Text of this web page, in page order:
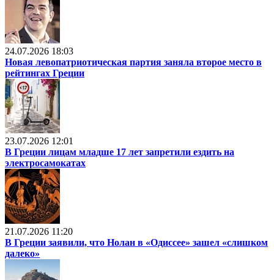
24.07.2026 18:03
Новая левопатриотическая партия заняла второе место в
рейтингах Греции
23.07.2026 12:01
В Греции лицам младше 17 лет запретили ездить на
электросамокатах
21.07.2026 11:20
В Греции заявили, что Нолан в «Одиссее» зашел «слишком
далеко»